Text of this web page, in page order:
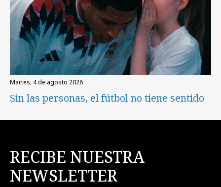
martes, 4 de agosto 2026
Sin las personas, el fútbol no tiene sentido
RECIBE NUESTRA
NEWSLETTER